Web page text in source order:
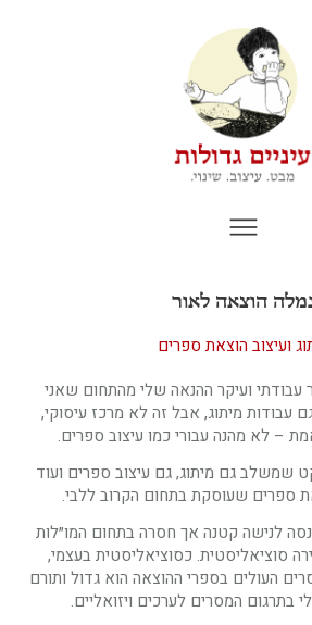
הוצאה לאור
ועיצוב הוצאת ספרים
עבודתי ועיקר ההנאה שלי מהתחום שאני
עבודות מיתוג, אבל זה לא מרכז עיסוקי,
– לא מהנה עבורי כמו עיצוב ספרים.
שמשלב גם מיתוג, גם עיצוב ספרים ועוד
ספרים שעוסקת בתחום הקרוב ללבי.
לנישה קטנה אך חסרה בתחום המו״לות
סוציאליסטית. כסוציאליסטית בעצמי,
העולים בספרי ההוצאה הוא גדול ותורם
המסרים לערכים ויזואליים.